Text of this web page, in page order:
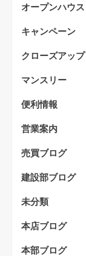
オープンハウス
キャンペーン
クローズアップ
マンスリー
便利情報
営業案内
売買ブログ
建設部ブログ
未分類
本店ブログ
本部ブログ